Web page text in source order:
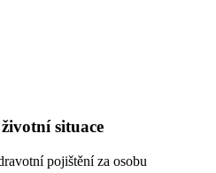
situace
pojištění za osobu